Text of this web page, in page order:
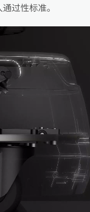
过性标准。